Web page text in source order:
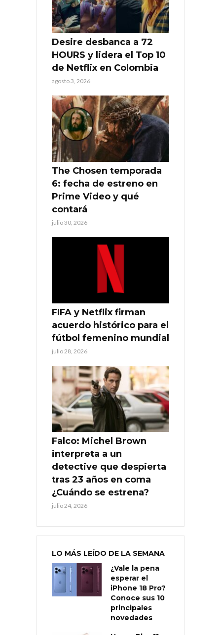
Desire desbanca a 72
HOURS y lidera el Top 10
de Netflix en Colombia
agosto 3, 2026
The Chosen temporada
6: fecha de estreno en
Prime Video y qué
contará
julio 30, 2026
FIFA y Netflix firman
acuerdo histórico para el
fútbol femenino mundial
julio 28, 2026
Falco: Michel Brown
interpreta a un
detective que despierta
tras 23 años en coma
¿Cuándo se estrena?
julio 24, 2026
LO MÁS LEÍDO DE LA SEMANA
¿Vale la pena
esperar el
iPhone 18 Pro?
Conoce sus 10
principales
novedades